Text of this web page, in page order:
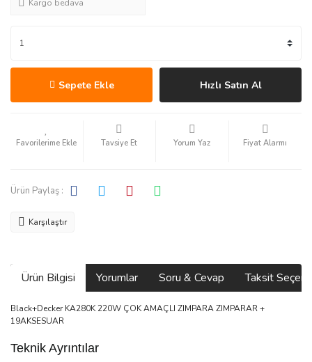
Kargo bedava
Sepete Ekle Hızlı Satın Al
Tavsiye Et Yorum Yaz Fiyat Alarmı
Ürün Paylaş :
Karşılaştır
Ürün Bilgisi Yorumlar Soru & Cevap Taksit
Black+Decker KA280K 220W ÇOK AMAÇLI ZIMPARA ZIMPARAR +
19AKSESUAR
Teknik Ayrıntılar